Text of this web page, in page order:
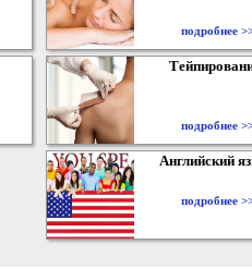
подробнее
подробнее
Английский
подробнее